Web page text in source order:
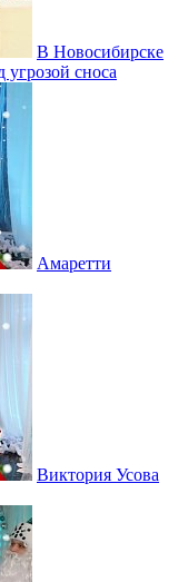
В Новосибирске
угрозой сноса
Амаретти
Виктория Усова